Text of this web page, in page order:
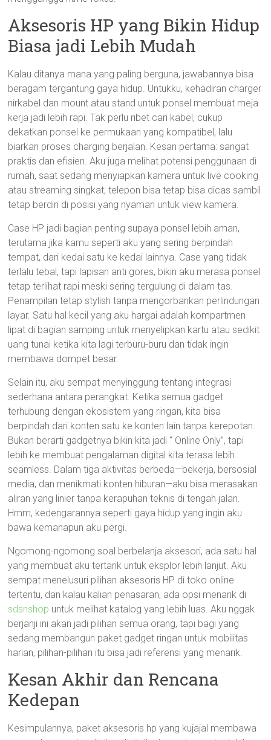
Aksesoris HP yang Bikin Hidup
Biasa jadi Lebih Mudah
Kalau ditanya mana yang paling berguna, jawabannya bisa
beragam tergantung gaya hidup. Untukku, kehadiran charger
nirkabel dan mount atau stand untuk ponsel membuat meja
kerja jadi lebih rapi. Tak perlu ribet cari kabel, cukup
dekatkan ponsel ke permukaan yang kompatibel, lalu
biarkan proses charging berjalan. Kesan pertama: sangat
praktis dan efisien. Aku juga melihat potensi penggunaan di
rumah, saat sedang menyiapkan kamera untuk live cooking
atau streaming singkat; telepon bisa tetap bisa dicas sambil
tetap berdiri di posisi yang nyaman untuk view kamera.
Case HP jadi bagian penting supaya ponsel lebih aman,
terutama jika kamu seperti aku yang sering berpindah
tempat, dari kedai satu ke kedai lainnya. Case yang tidak
terlalu tebal, tapi lapisan anti gores, bikin aku merasa ponsel
tetap terlihat rapi meski sering tergulung di dalam tas.
Penampilan tetap stylish tanpa mengorbankan perlindungan
layar. Satu hal kecil yang aku hargai adalah kompartmen
lipat di bagian samping untuk menyelipkan kartu atau sedikit
uang tunai ketika kita lagi terburu-buru dan tidak ingin
membawa dompet besar.
Selain itu, aku sempat menyinggung tentang integrasi
sederhana antara perangkat. Ketika semua gadget
terhubung dengan ekosistem yang ringan, kita bisa
berpindah dari konten satu ke konten lain tanpa kerepotan.
Bukan berarti gadgetnya bikin kita jadi “ Online Only”, tapi
lebih ke membuat pengalaman digital kita terasa lebih
seamless. Dalam tiga aktivitas berbeda—bekerja, bersosial
media, dan menikmati konten hiburan—aku bisa merasakan
aliran yang linier tanpa kerapuhan teknis di tengah jalan.
Hmm, kedengarannya seperti gaya hidup yang ingin aku
bawa kemanapun aku pergi.
Ngomong-ngomong soal berbelanja aksesori, ada satu hal
yang membuat aku tertarik untuk eksplor lebih lanjut. Aku
sempat menelusuri pilihan aksesoris HP di toko online
tertentu, dan kalau kalian penasaran, ada opsi menarik di
sdsnshop untuk melihat katalog yang lebih luas. Aku nggak
berjanji ini akan jadi pilihan semua orang, tapi bagi yang
sedang membangun paket gadget ringan untuk mobilitas
harian, pilihan-pilihan itu bisa jadi referensi yang menarik.
Kesan Akhir dan Rencana
Kedepan
Kesimpulannya, paket aksesoris hp yang kujajal membawa